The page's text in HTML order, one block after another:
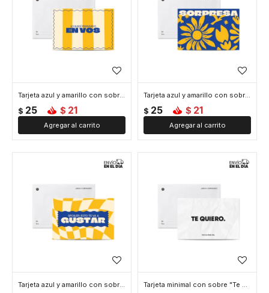
Tarjeta azul y amarillo con sobre "En vos"
$ 25 $ 21
Tarjeta azul y amarillo con sobre "Sorpresa"
$ 25 $ 21
Tarjeta azul y amarillo con sobre "Te va a gustar" Tarjeta minimal con sobre "Te quiero"